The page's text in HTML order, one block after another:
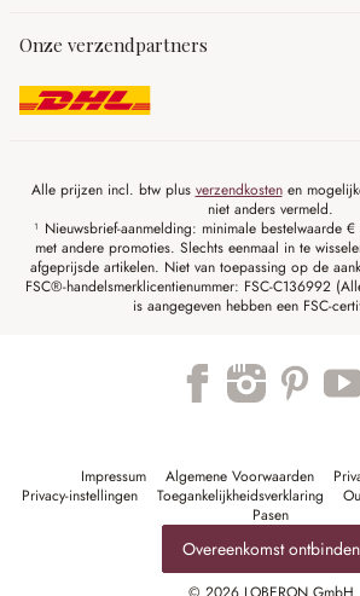
Onze verzendpartners
Alle prijzen incl. btw plus verzendkostenen
niet anders vermeld.
¹ Nieuwsbrief-aanmelding: minimale bestelwaarde
met andere promoties. Slechts eenmaal in te
afgeprijsde artikelen. Niet van toepassing op de
FSC®-handelsmerklicentienummer: FSC-C136992
is aangegeven hebben een FSC-
Impressum Algemene Voorwaarden
Privacy-instellingen
Toegankelijkheidsverklaring
Pasen
Overeenkomst ontbinden